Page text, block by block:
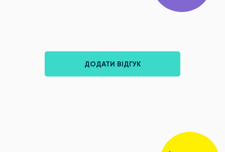
ДОДАТИ ВІДГУК